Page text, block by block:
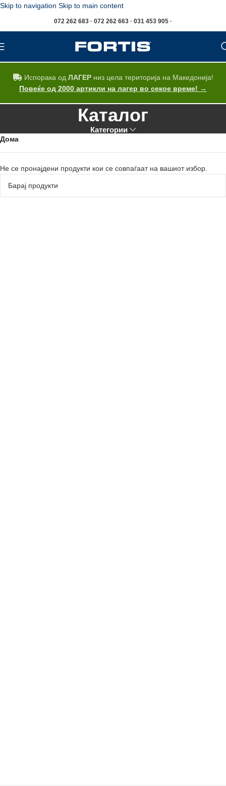
Skip to navigation Skip to main content
072 262 683 · 072 262 663 · 031 453 905 ·
Испорака од ЛАГЕРниз цела територија на Македонија!
Повеќе од 2000 артикли на лагер во секое време! →
Каталог
Категории
Дома
Не се пронајдени продукти кои се совпаѓаат на вашиот избор.